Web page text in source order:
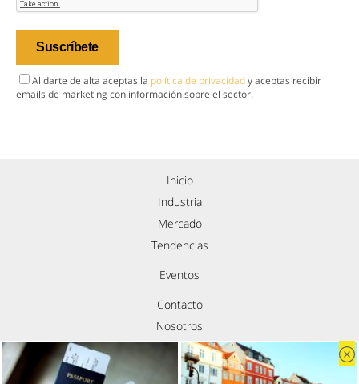
Al darte de alta aceptas la política de privacidady aceptas recibir
emails de marketing con información sobre el sector.
Inicio
Industria
Mercado
Tendencias
Eventos
Contacto
Nosotros
Política de privacidad
Aviso legal